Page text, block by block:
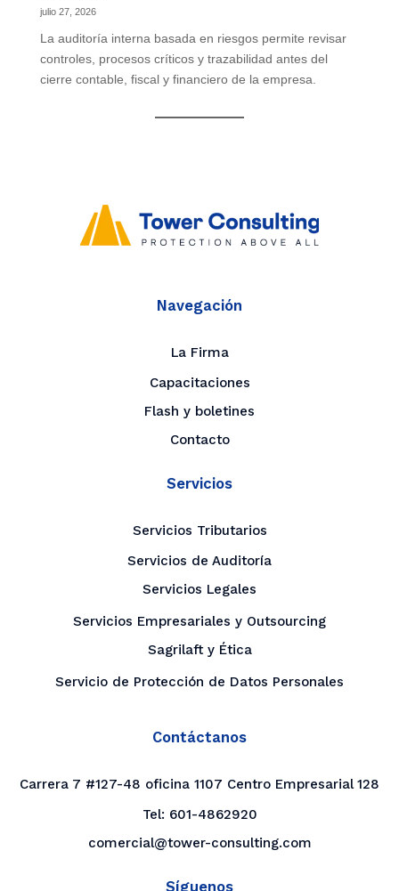
julio 27, 2026
La auditoría interna basada en riesgos permite revisar
controles, procesos críticos y trazabilidad antes del
cierre contable, fiscal y financiero de la empresa.
Navegación
La Firma
Capacitaciones
Flash y boletines
Contacto
Servicios
Servicios Tributarios
Servicios de Auditoría
Servicios Legales
Servicios Empresariales y Outsourcing
Sagrilaft y Ética
Servicio de Protección de Datos Personales
Contáctanos
Carrera 7 #127-48 oficina 1107 Centro Empresarial 128
Tel: 601-4862920
comercial@tower-consulting.com
Síguenos